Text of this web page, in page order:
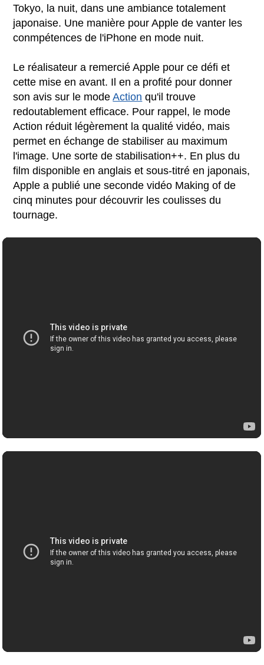
Tokyo, la nuit, dans une ambiance totalement
japonaise. Une manière pour Apple de vanter les
conmpétences de l'iPhone en mode nuit.
Le réalisateur a remercié Apple pour ce défi et
cette mise en avant. Il en a profité pour donner
son avis sur le modeAction qu'il trouve
redoutablement efficace. Pour rappel, le mode
Action réduit légèrement la qualité vidéo, mais
permet en échange de stabiliser au maximum
l'image. Une sorte de stabilisation++. En plus du
film disponible en anglais et sous-titré en japonais,
Apple a publié une seconde vidéo Making of de
cinq minutes pour découvrir les coulisses du
tournage.